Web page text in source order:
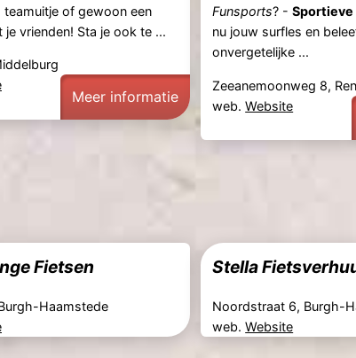
teamuitje of gewoon een
je vrienden! Sta je ook te ...
Meer informatie
Funsports? -
nu jouw surfles en
onvergetelijke ...
Zeeanemoonweg 8,
web.Website
Fietsen
Haamstede
Stella
Noordstraat 6, Burgh-
web.Website